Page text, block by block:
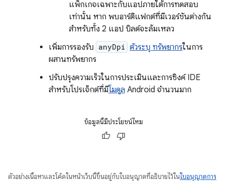
แพ็กเกจเฉพาะกับแอปภายใต้การทดสอบ
เท่านั้น หาก พบอาร์ติแฟกต์ที่มีเวอร์ชันต่างกัน
สำหรับทั้ง 2 แอป บิลด์จะล้มเหลว
เพิ่มการรองรับ anyDpi ตัวระบุ ทรัพยากรในการ
ผสานทรัพยากร
ปรับปรุงความเร็วในการประเมินและการซิงค์ IDE
สำหรับโปรเจ็กต์ที่มีโมดูล Android จำนวนมาก
ข้อมูลนี้มีประโยชน์ไหม
ตัวอย่างเนื้อหาและโค้ดในหน้าเว็บนี้ขึ้นอยู่กับใบอนุญาตที่อธิบายไว้ในใบอนุญาตการ